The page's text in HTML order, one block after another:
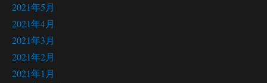
2021年5月
2021年4月
2021年3月
2021年2月
2021年1月